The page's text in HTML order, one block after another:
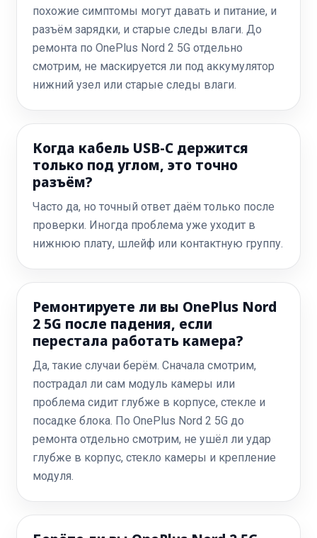
похожие симптомы могут давать и питание, и
разъём зарядки, и старые следы влаги. До
ремонта по OnePlus Nord 2 5G отдельно
смотрим, не маскируется ли под аккумулятор
нижний узел или старые следы влаги.
Когда кабель USB-C держится
только под углом, это точно
разъём?
Часто да, но точный ответ даём только после
проверки. Иногда проблема уже уходит в
нижнюю плату, шлейф или контактную группу.
Ремонтируете ли вы OnePlus Nord
2 5G после падения, если
перестала работать камера?
Да, такие случаи берём. Сначала смотрим,
пострадал ли сам модуль камеры или
проблема сидит глубже в корпусе, стекле и
посадке блока. По OnePlus Nord 2 5G до
ремонта отдельно смотрим, не ушёл ли удар
глубже в корпус, стекло камеры и крепление
модуля.